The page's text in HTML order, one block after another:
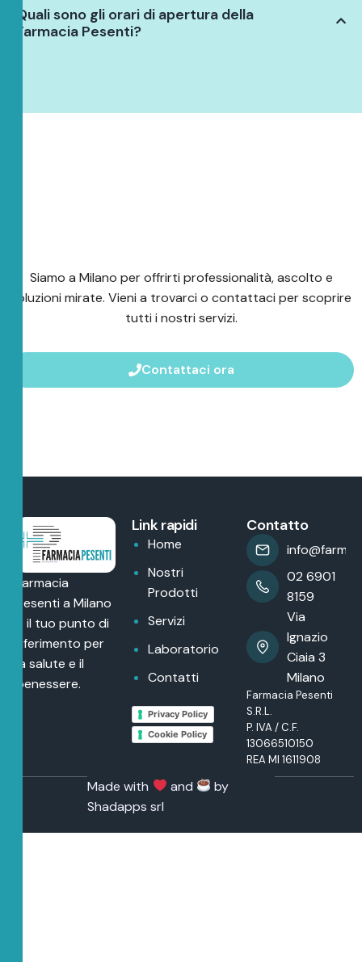
Quali sono gli orari di apertura della
Farmacia Pesenti?
Siamo a Milano per offrirti professionalità, ascolto e
soluzioni mirate. Vieni a trovarci o contattaci per scoprire
tutti i nostri servizi.
Contattaci ora
Farmacia
Pesenti a Milano
è il tuo punto di
riferimento per
la salute e il
benessere.
Link rapidi
Home
Nostri
Prodotti
Servizi
Laboratorio
Contatti
Privacy Policy
Cookie Policy
Contatto
02 6901
8159
Via
Ignazio
Ciaia 3
Milano
Farmacia Pesenti
S.R.L.
P. IVA / C.F.
13066510150
REA MI 1611908
Made with and
by
Shadapps srl